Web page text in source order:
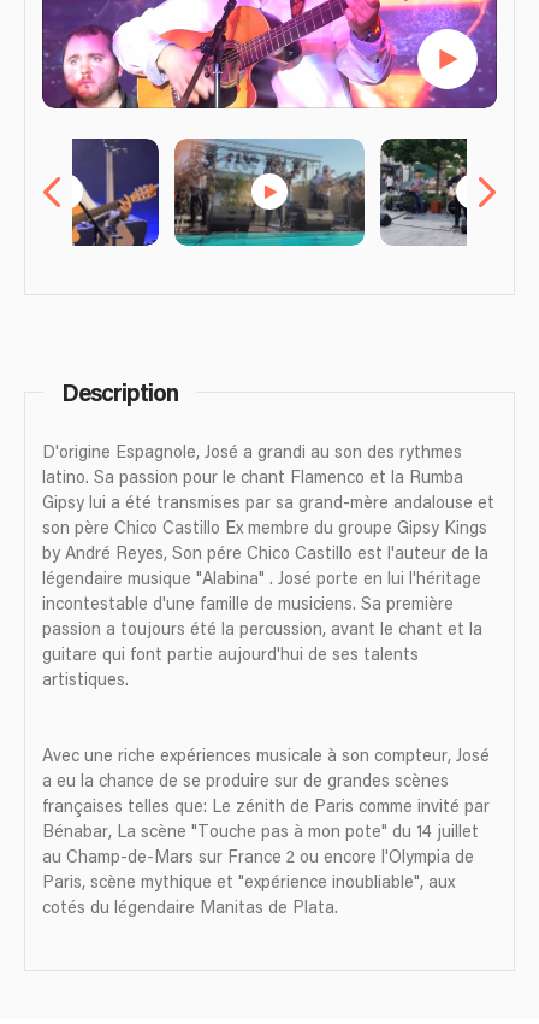
Description
D'origine Espagnole, José a grandi au son des rythmes
latino. Sa passion pour le chant Flamenco et la Rumba
Gipsy lui a été transmises par sa grand-mère andalouse et
son père Chico Castillo Ex membre du groupe Gipsy Kings
by André Reyes, Son pére Chico Castillo est l'auteur de la
légendaire musique "Alabina" . José porte en lui l'héritage
incontestable d'une famille de musiciens. Sa première
passion a toujours été la percussion, avant le chant et la
guitare qui font partie aujourd'hui de ses talents
artistiques.
Avec une riche expériences musicale à son compteur, José
a eu la chance de se produire sur de grandes scènes
françaises telles que: Le zénith de Paris comme invité par
Bénabar, La scène "Touche pas à mon pote" du 14 juillet
au Champ-de-Mars sur France 2 ou encore l'Olympia de
Paris, scène mythique et "expérience inoubliable", aux
cotés du légendaire Manitas de Plata.